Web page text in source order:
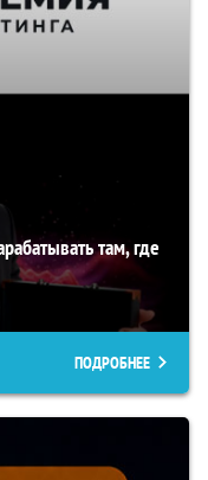
там, где
ПОДРОБНЕЕ